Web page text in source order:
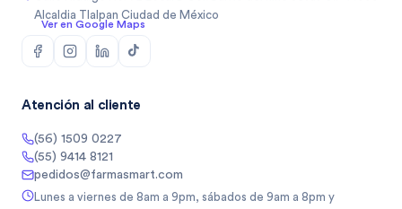
Alcaldia Tlalpan Ciudad de México
Ver en Google Maps
Atención al cliente
(56) 1509 0227
(55) 9414 8121
pedidos@farmasmart.com
Lunes a viernes de 8am a 9pm, sábados de 9am a 8pm y